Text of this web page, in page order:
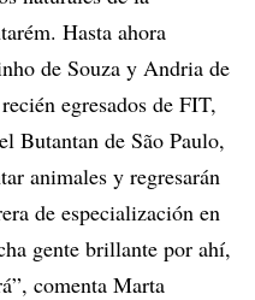
Hasta ahora
de Souza y Andria de
egresados de FIT,
Butantan de São Paulo,
animales y regresarán
de especialización en
gente brillante por ahí,
comenta Marta